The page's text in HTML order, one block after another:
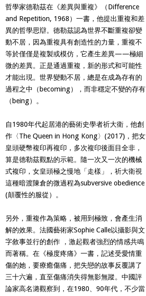
哲學家德勒茲在《差異與重複》（Difference
and Repetition, 1968）一書，他提出重複和差
異的哲學思辯。德勒茲認為世界不斷重複卻變
動不居，因為重複具有創造性的力量，重複不
等於僅僅是複製或模仿，它產生差異——極細
微的差異。正是通過重複，新的形式和可能性
才能出現。世界變動不居，總是在成為存有的
過程之中（becoming），而非穩定不變的存有
（being）。
自1980年代起居港的藝術史學者祈大衛，他創
作〈The Queen in Hong Kong〉(2017)，把女
皇頭硬幣複印再複印，多次複印後面目全非，
算是德勒茲觀點的示範。隨一次又一次的機械
式複印，女皇頭極之慢地「走樣」，祈大衛視
這種暗渡陳倉的微過程為subversive obedience
(顛覆性的服從）。
另外，重複作為策略，被用到極致，會產生消
解的效果。法國藝術家Sophie Calle以攝影與文
字敘事並行的創作 ，激起觀者強烈的情感共鳴
而著稱。在《極度疼痛》一書，記述受愛情重
傷的她，要療癒傷痛，把失戀的故事反覆講了
三十六遍，直至傷痛消失得無影無蹤。中國評
論家高名潞觀察到，在1980、90年代，不少當